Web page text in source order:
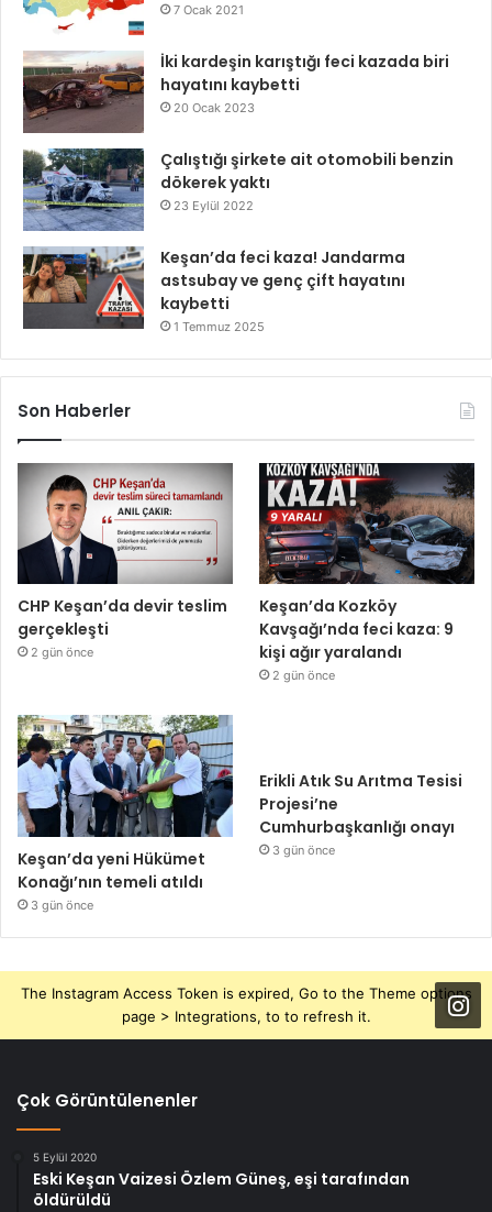
7 Ocak 2021
İki kardeşin karıştığı feci kazada biri
hayatını kaybetti
20 Ocak 2023
Çalıştığı şirkete ait otomobili benzin
dökerek yaktı
23 Eylül 2022
Keşan’da feci kaza! Jandarma
astsubay ve genç çift hayatını
kaybetti
1 Temmuz 2025
Son Haberler
CHP Keşan’da devir teslim
gerçekleşti
2 gün önce
Keşan’da Kozköy
Kavşağı’nda feci kaza: 9
kişi ağır yaralandı
2 gün önce
Keşan’da yeni Hükümet
Konağı’nın temeli atıldı
3 gün önce
Erikli Atık Su Arıtma Tesisi
Projesi’ne
Cumhurbaşkanlığı onayı
3 gün önce
The Instagram Access Token is expired, Go to the Theme options
page > Integrations, to to refresh it.
Çok Görüntülenenler
5 Eylül 2020
Eski Keşan Vaizesi Özlem Güneş, eşi tarafından
öldürüldü